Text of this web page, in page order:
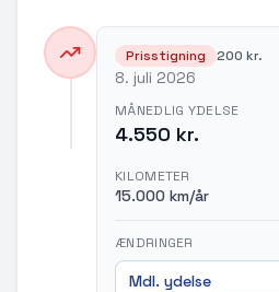
Prisstigning 200 kr.
8. juli 2026
MÅNEDLIG YDELSE
4.550 kr.
KILOMETER
15.000 km/år
ÆNDRINGER
Mdl. ydelse